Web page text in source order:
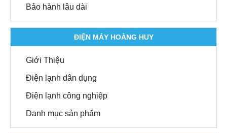
Bảo hành lâu dài
ĐIỆN MÁY HOÀNG HUY
Giới Thiệu
Điện lạnh dân dụng
Điện lạnh công nghiệp
Danh mục sản phẩm